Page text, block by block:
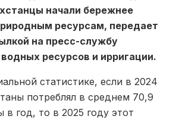
начали бережнее
ресурсам, передает
на пресс-службу
ресурсов и ирригации.
статистике, если в 2024
потреблял в среднем 70,9
в год, то в 2025 году этот